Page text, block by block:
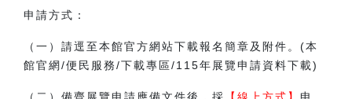
申請方式：
（一）請逕至本館官方網站下載報名簡章及附件。 (本
館官網/便民服務/下載專區/115年展覽申請資料下載)